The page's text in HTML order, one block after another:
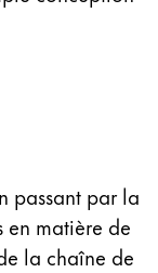
avec ces
d'encre et
élèves plus
vous
avec
un cadeau
delà de leur
passant par la
en matière de
la chaîne de